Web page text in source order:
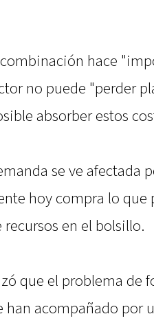
hace
no puede "perder
absorber estos
se ve afectada
hoy compra lo
en el bolsillo.
que el problema de
han acompañado por